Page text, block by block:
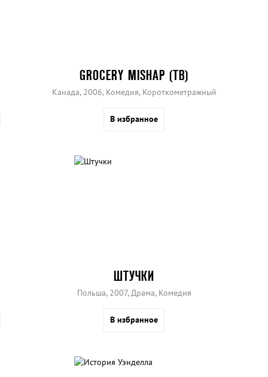
GROCERY MISHAP (ТВ)
Канада, 2006, Комедия, Короткометражный
В избранное
ШТУЧКИ
Польша, 2007, Драма, Комедия
В избранное